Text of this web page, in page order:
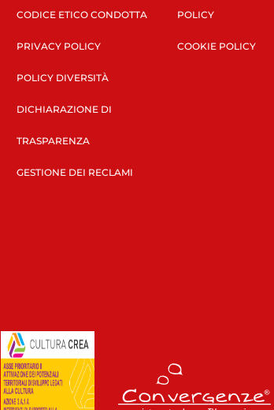
CODICE ETICO CONDOTTA
PRIVACY POLICY
POLICY DIVERSITÀ
DICHIARAZIONE DI
TRASPARENZA
GESTIONE DEI RECLAMI
POLICY
COOKIE POLICY